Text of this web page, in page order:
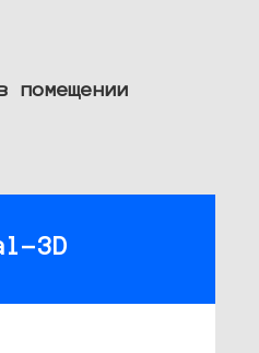
помещении
3D